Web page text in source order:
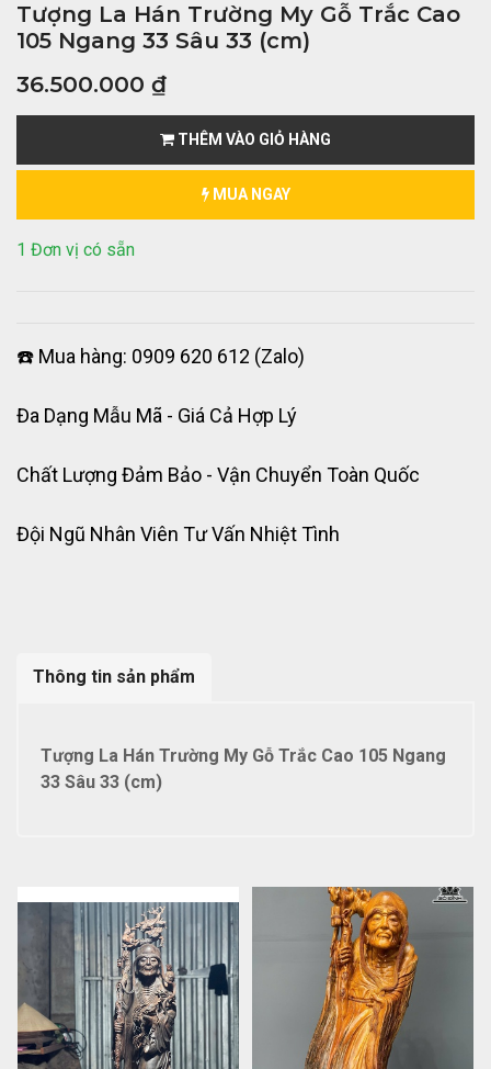
Tượng La Hán Trường My Gỗ Trắc Cao
105 Ngang 33 Sâu 33 (cm)
36.500.000 ₫
THÊM VÀO GIỎ HÀNG
MUA NGAY
1 Đơn vị có sẵn
☎️ Mua hàng: 0909 620 612 (Zalo)
Đa Dạng Mẫu Mã - Giá Cả Hợp Lý
Chất Lượng Đảm Bảo - Vận Chuyển Toàn Quốc
Đội Ngũ Nhân Viên Tư Vấn Nhiệt Tình
Thông tin sản phẩm
Tượng La Hán Trường My Gỗ Trắc Cao 105 Ngang
33 Sâu 33 (cm)